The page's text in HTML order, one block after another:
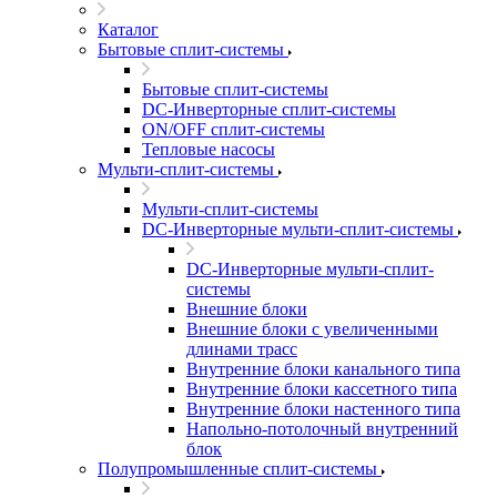
Каталог
Бытовые сплит-системы
Бытовые сплит-системы
DC-Инверторные сплит-системы
ON/OFF сплит-системы
Тепловые насосы
Мульти-сплит-системы
Мульти-сплит-системы
DC-Инверторные мульти-сплит-системы
DC-Инверторные мульти-сплит-
системы
Внешние блоки
Внешние блоки с увеличенными
длинами трасс
Внутренние блоки канального типа
Внутренние блоки кассетного типа
Внутренние блоки настенного типа
Напольно-потолочный внутренний
блок
Полупромышленные сплит-системы